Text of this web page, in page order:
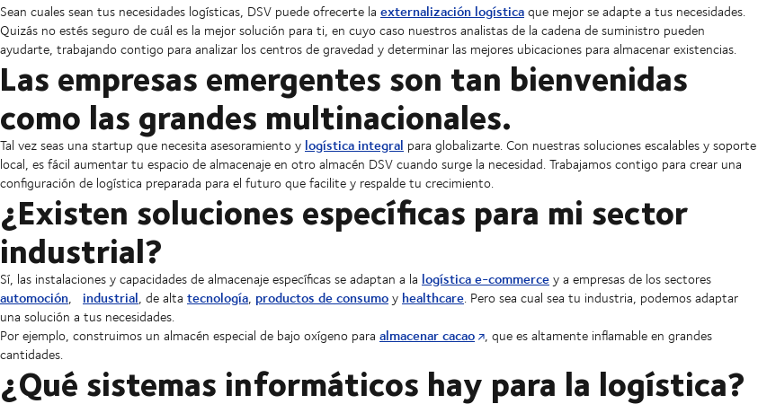
Sean cuales sean tus necesidades logísticas, DSV puede ofrecerte la externalización logísticaque mejor se adapte a tus necesidades.
Quizás no estés seguro de cuál es la mejor solución para ti, en cuyo caso nuestros analistas de la cadena de suministro pueden
ayudarte, trabajando contigo para analizar los centros de gravedad y determinar las mejores ubicaciones para almacenar existencias.
Las empresas emergentes son tan bienvenidas
como las grandes multinacionales.
Tal vez seas una startup que necesita asesoramiento y logística integral para globalizarte. Con nuestras soluciones escalables y soporte
local, es fácil aumentar tu espacio de almacenaje en otro almacén DSV cuando surge la necesidad. Trabajamos contigo para crear una
configuración de logística preparada para el futuro que facilite y respalde tu crecimiento.
¿Existen soluciones específicas para mi sector
industrial?
Sí, las instalaciones y capacidades de almacenaje específicas se adaptan a la logística e-commercey a empresas de los sectores
automoción, industrial, de alta tecnología, productos de consumoy healthcare. Pero sea cual sea tu industria, podemos adaptar
una solución a tus necesidades.
Por ejemplo, construimos un almacén especial de bajo oxígeno para almacenar cacao , que es altamente inflamable en grandes
cantidades.
¿Qué sistemas informáticos hay para la logística?